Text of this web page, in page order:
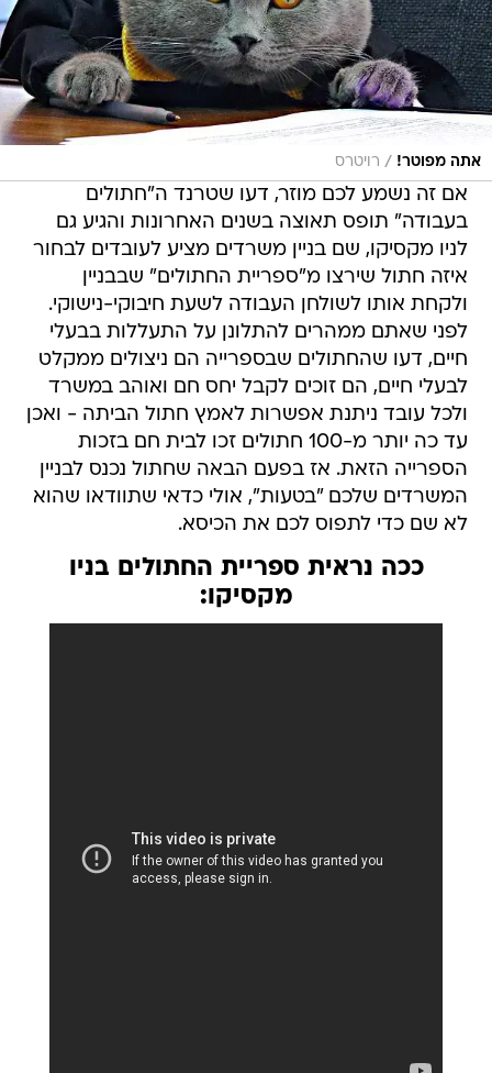
אתה מפוטר! / רויטרס
אם זה נשמע לכם מוזר, דעו שטרנד ה"חתולים
בעבודה" תופס תאוצה בשנים האחרונות והגיע גם
לניו מקסיקו, שם בניין משרדים מציע לעובדים לבחור
איזה חתול שירצו מ"ספריית החתולים" שבבניין
ולקחת אותו לשולחן העבודה לשעת חיבוקי-נישוקי.
לפני שאתם ממהרים להתלונן על התעללות בבעלי
חיים, דעו שהחתולים שבספרייה הם ניצולים ממקלט
לבעלי חיים, הם זוכים לקבל יחס חם ואוהב במשרד
ולכל עובד ניתנת אפשרות לאמץ חתול הביתה - ואכן
עד כה יותר מ-100 חתולים זכו לבית חם בזכות
הספרייה הזאת. אז בפעם הבאה שחתול נכנס לבניין
המשרדים שלכם "בטעות", אולי כדאי שתוודאו שהוא
לא שם כדי לתפוס לכם את הכיסא.
ככה נראית ספריית החתולים בניו
מקסיקו: